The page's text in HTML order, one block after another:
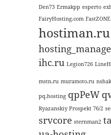
Den73 Ermakpp esperto
FairyHosting.com FastZONE
hostiman.ru
ihc.ru Legion726
mstn.ru muramoto.ru
pq.hosting qpPeW
Ryazanskiy Prospekt 76/2
srvcore sternman2